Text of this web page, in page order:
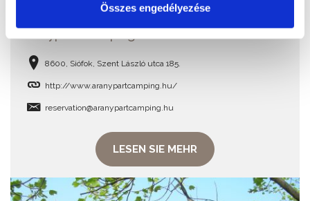
Összes engedélyezése
8600, Siófok, Szent László utca 185.
http://www.aranypartcamping.hu/
reservation@aranypartcamping.hu
LESEN SIE MEHR